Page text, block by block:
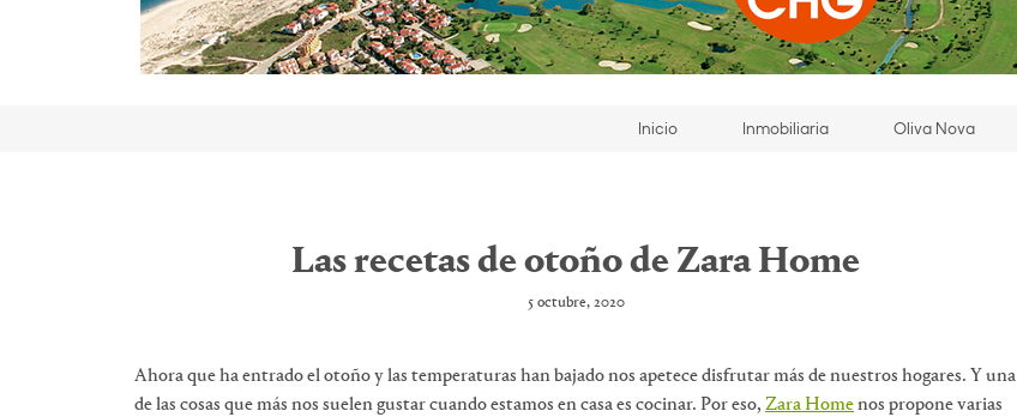
Inicio Inmobiliaria Oliva Nova
Las recetas de otoño de Zara Home
5 octubre, 2020
Ahora que ha entrado el otoño y las temperaturas han bajado nos apetece disfrutar más de nuestros hogares. Y una
de las cosas que más nos suelen gustar cuando estamos en casa es cocinar. Por eso, Zara Homenos propone varias